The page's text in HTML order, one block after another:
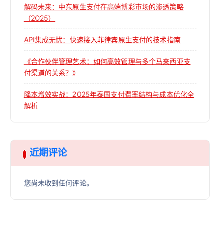
解码未来：中东原生支付在高端博彩市场的渗透策略
（2025）
API集成无忧：快速接入菲律宾原生支付的技术指南
《合作伙伴管理艺术：如何高效管理与多个马来西亚支
付渠道的关系？》
降本增效实战：2025年泰国支付费率结构与成本优化全
解析
近期评论
您尚未收到任何评论。